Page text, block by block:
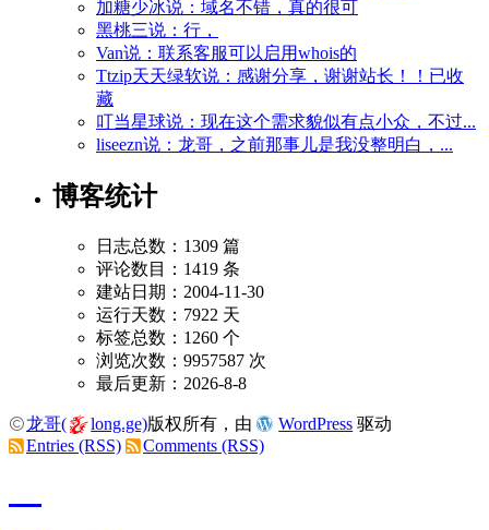
加糖少冰说：域名不错，真的很可
黑桃三说：行，
Van说：联系客服可以启用whois的
Ttzip天天绿软说：感谢分享，谢谢站长！！已收
藏
叮当星球说：现在这个需求貌似有点小众，不过...
liseezn说：龙哥，之前那事儿是我没整明白，...
博客统计
日志总数：1309 篇
评论数目：1419 条
建站日期：2004-11-30
运行天数：7922 天
标签总数：1260 个
浏览次数：9957587 次
最后更新：2026-8-8
龙哥( long.ge)版权所有，由 WordPress 驱动
Entries (RSS)
Comments (RSS)